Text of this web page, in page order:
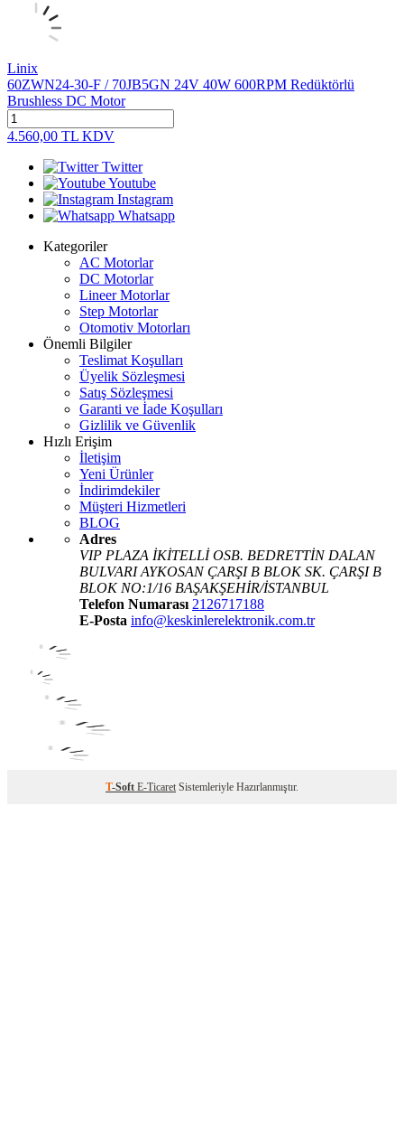
Linix
60ZWN24-30-F / 70JB5GN 24V 40W 600RPM Redüktörlü
Brushless DC Motor
4.560,00 TL KDV
Twitter
Youtube
Instagram
Whatsapp
Kategoriler
AC Motorlar
DC Motorlar
Lineer Motorlar
Step Motorlar
Otomotiv Motorları
Önemli Bilgiler
Teslimat Koşulları
Üyelik Sözleşmesi
Satış Sözleşmesi
Garanti ve İade Koşulları
Gizlilik ve Güvenlik
Hızlı Erişim
İletişim
Yeni Ürünler
İndirimdekiler
Müşteri Hizmetleri
BLOG
Adres
VIP PLAZA İKİTELLİ OSB. BEDRETTİN DALAN
BULVARI AYKOSAN ÇARŞI B BLOK SK. ÇARŞI B
BLOK NO:1/16 BAŞAKŞEHİR/İSTANBUL
Telefon Numarası 2126717188
E-Posta info@keskinlerelektronik.com.tr
T-Soft E-Ticaret Sistemleriyle Hazırlanmıştır.